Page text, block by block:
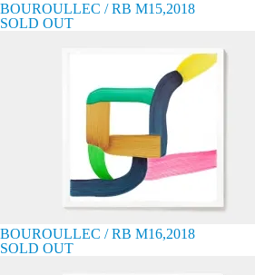
BOUROULLEC / RB M15,2018
SOLD OUT
BOUROULLEC / RB M16,2018
SOLD OUT